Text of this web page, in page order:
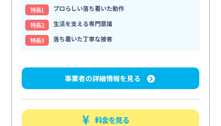
特⻑1
プロらしい落ち着いた動作
特⻑2
生活を支える専門意識
特⻑3
落ち着いた丁寧な接客
事業者の詳細情報を見る
料金を見る